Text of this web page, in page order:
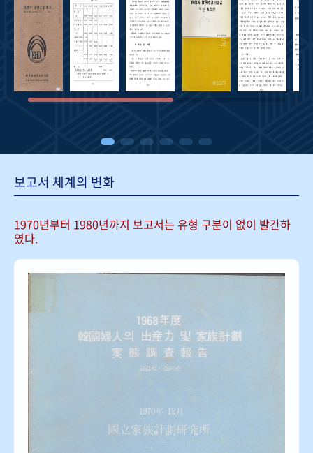
보고서 체계의 변화
1970년부터 1980년까지 보고서는 유형 구분이 없이 발간하
였다.